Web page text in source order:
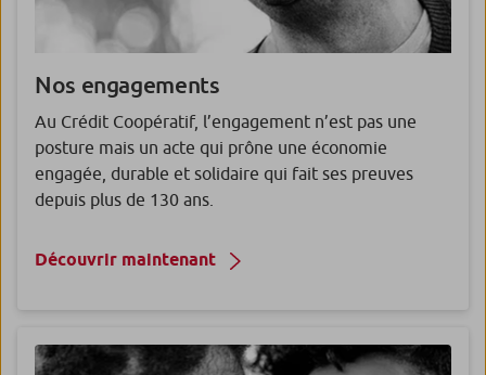
Nos engagements
Au Crédit Coopératif, l’engagement n’est pas une
posture mais un acte qui prône une économie
engagée, durable et solidaire qui fait ses preuves
depuis plus de 130 ans.
Découvrir maintenant